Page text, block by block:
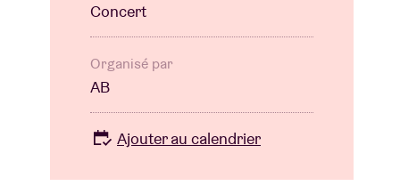
Concert
Organisé par
AB
Ajouter au calendrier